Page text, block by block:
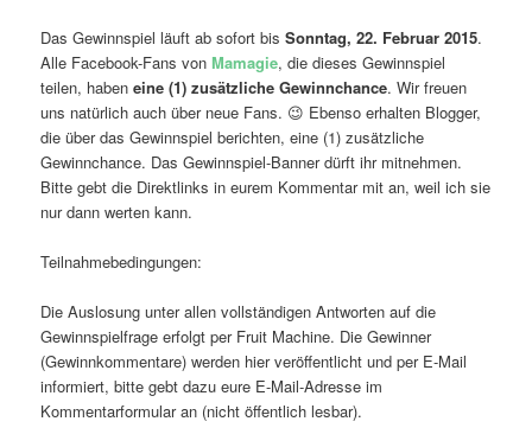
Das Gewinnspiel läuft ab sofort bisSonntag, 22. Februar 2015.
Alle Facebook-Fans von Mamagie, die dieses Gewinnspiel
teilen, haben eine (1) zusätzliche Gewinnchance. Wir freuen
uns natürlich auch über neue Fans. 😉 Ebenso erhalten Blogger,
die über das Gewinnspiel berichten, eine (1) zusätzliche
Gewinnchance. Das Gewinnspiel-Banner dürft ihr mitnehmen.
Bitte gebt die Direktlinks in eurem Kommentar mit an, weil ich sie
nur dann werten kann.
Teilnahmebedingungen:
Die Auslosung unter allen vollständigen Antworten auf die
Gewinnspielfrage erfolgt per Fruit Machine. Die Gewinner
(Gewinnkommentare) werden hier veröffentlicht und per E-Mail
informiert, bitte gebt dazu eure E-Mail-Adresse im
Kommentarformular an (nicht öffentlich lesbar).